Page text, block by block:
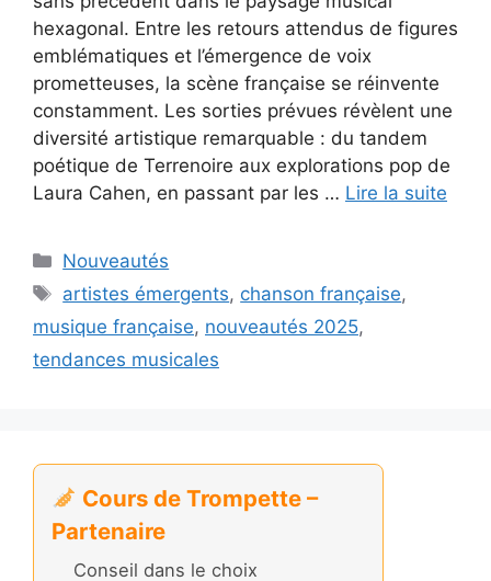
hexagonal. Entre les retours attendus de figures
emblématiques et l’émergence de voix
prometteuses, la scène française se réinvente
constamment. Les sorties prévues révèlent une
diversité artistique remarquable : du tandem
poétique de Terrenoire aux explorations pop de
Laura Cahen, en passant par les … Lire la suite
Catégories
Nouveautés
Étiquettes
artistes émergents, chanson française,
musique française, nouveautés 2025,
tendances musicales
Cours de Trompette –
Partenaire
Conseil dans le choix